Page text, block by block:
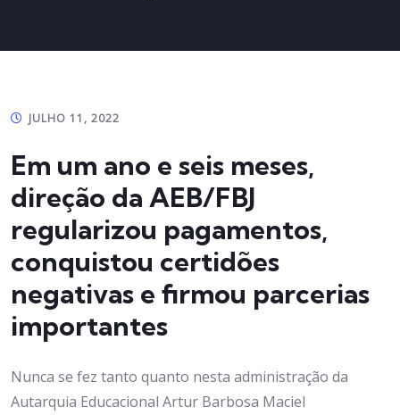
JULHO 11, 2022
Em um ano e seis meses,
direção da AEB/FBJ
regularizou pagamentos,
conquistou certidões
negativas e firmou parcerias
importantes
Nunca se fez tanto quanto nesta administração da
Autarquia Educacional Artur Barbosa Maciel